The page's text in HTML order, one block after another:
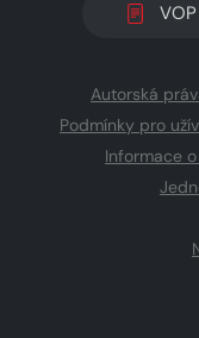
VOP
Autorská
Podmínky pro
Informace